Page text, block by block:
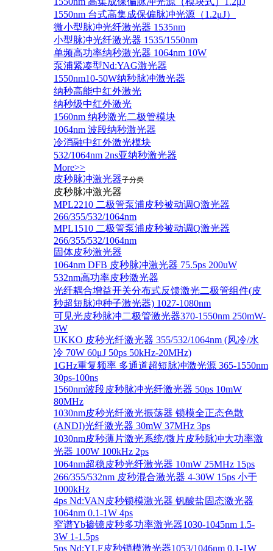
1550nm 台式高集成保偏脉冲光源（1.2μJ）
微小型脉冲光纤激光器 1535nm
小型脉冲光纤激光器 1535/1550nm
单频高功率纳秒激光器 1064nm 10W
泵浦紧凑型Nd:YAG激光器
1550nm10-50W纳秒脉冲激光器
纳秒高能中红外激光
纳秒级中红外激光
1560nm 纳秒激光二极管模块
1064nm 波段纳秒激光器
冷消融中红外激光模块
532/1064nm 2ns亚纳秒激光器
More>>
皮秒脉冲激光器子分类
皮秒脉冲激光器
​MPL2210 二极管泵浦皮秒被动调Q激光器
266/355/532/1064nm
MPL1510 二极管泵浦皮秒被动调Q激光器
266/355/532/1064nm
固体皮秒激光器
1064nm DFB 皮秒脉冲激光器 75.5ps 200uW
532nm高功率皮秒激光器
光纤耦合增益开关分布式反馈激光二极管组件(皮
秒超短脉冲种子激光器) 1027-1080nm
可见光皮秒脉冲二极管激光器370-1550nm 250mW-
3W
UKKO 皮秒光纤激光器 355/532/1064nm (风冷/水
冷 70W 60μJ 50ps 50kHz-20MHz)
1GHz重复频率 多通道超短脉冲激光源 365-1550nm
30ps-100ns
1560nm波段皮秒脉冲光纤激光器 50ps 10mW
80MHz
1030nm皮秒光纤激光振荡器 锁模全正态色散
(ANDI)光纤激光器 30mW 37MHz 3ps
1030nm皮秒薄片激光系统/微片皮秒脉冲大功率激
光器 100W 100kHz 2ps
1064nm超稳皮秒光纤激光器 10mW 25MHz 15ps
266/355/532nm 皮秒混合激光器 4-30W 15ps 小于
1000kHz
4ps Nd:VAN皮秒锁模激光器 钒酸盐固态激光器
1064nm 0.1-1W 4ps
窄谱Yb掺镱皮秒多功率激光器1030-1045nm 1.5-
3W 1-1.5ps
5ps Nd:YLF皮秒锁模激光器1053/1046nm 0.1-1W